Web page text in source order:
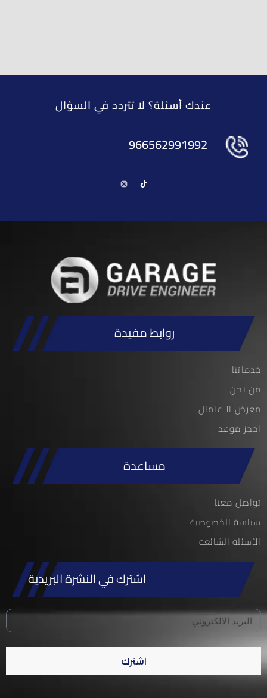
عندك أسئلة؟ لا تتردد في السؤال
966562991992
روابط مفيدة
خدماتنا
من نحن
معرض الاعامال
احجز موعد
مساعدة
تواصل معنا
سياسة الخصوصية
الأسئلة الشائعة
اشترك في النشرة البريدية
اشترك